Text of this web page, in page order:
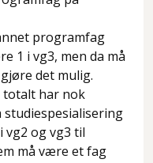
programfag
1 i vg3, men da må
det mulig.
totalt har nok
vg2 og vg3 til
må være et fag